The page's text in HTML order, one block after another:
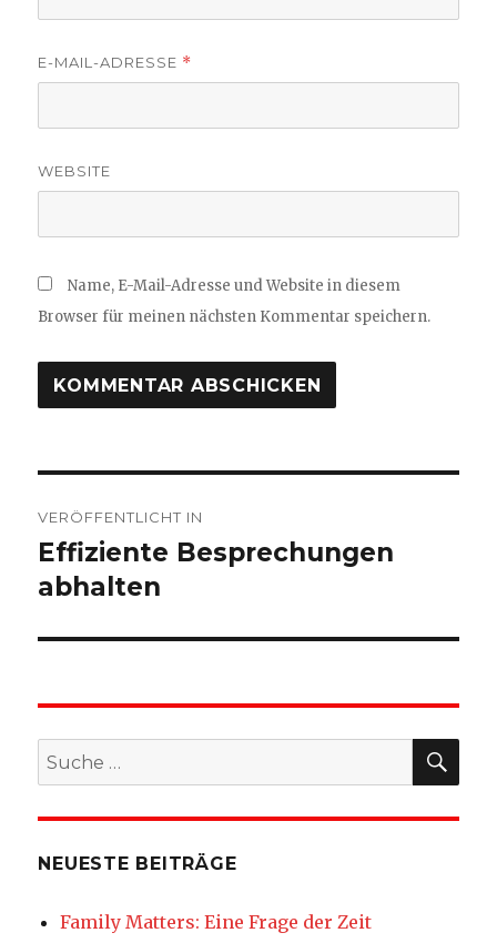
E-MAIL-ADRESSE *
WEBSITE
Name, E-Mail-Adresse und Website in diesem
Browser für meinen nächsten Kommentar speichern.
VERÖFFENTLICHT IN
Effiziente Besprechungen
abhalten
Suche
nach:
NEUESTE BEITRÄGE
Family Matters: Eine Frage der Zeit